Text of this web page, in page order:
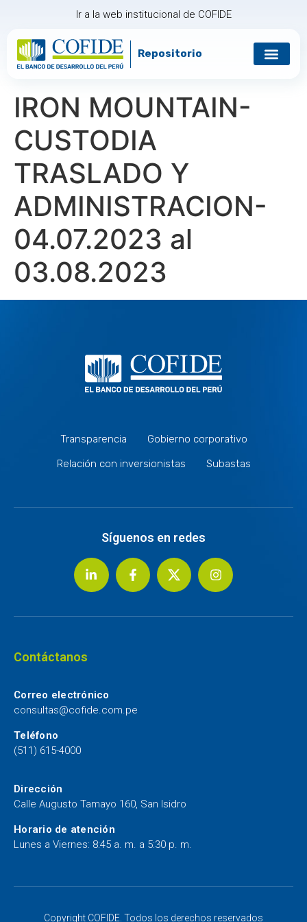
Ir a la web institucional de COFIDE
Repositorio
IRON MOUNTAIN-
CUSTODIA
TRASLADO Y
ADMINISTRACION-
04.07.2023 al
03.08.2023
Transparencia
Gobierno corporativo
Relación con inversionistas
Subastas
Síguenos en redes
Contáctanos
Correo electrónico
consultas@cofide.com.pe
Teléfono
(511) 615-4000
Dirección
Calle Augusto Tamayo 160, San Isidro
Horario de atención
Lunes a Viernes: 8:45 a. m. a 5:30 p. m.
Copyright COFIDE. Todos los derechos reservados